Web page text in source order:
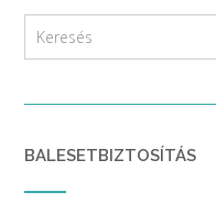
BALESETBIZTOSÍTÁS